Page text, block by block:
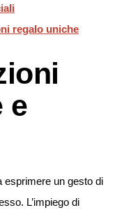
regalo uniche
e
esprimere un gesto di
L’impiego di